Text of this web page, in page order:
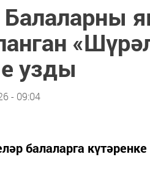
узды
- 09:04
балаларга